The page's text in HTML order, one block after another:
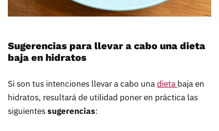
Sugerencias para llevar a cabo una dieta
baja en hidratos
Si son tus intenciones llevar a cabo unadieta baja en
hidratos, resultará de utilidad poner en práctica las
siguientessugerencias: